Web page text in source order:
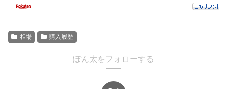
相場 購入履歴
ぽん太をフォローする